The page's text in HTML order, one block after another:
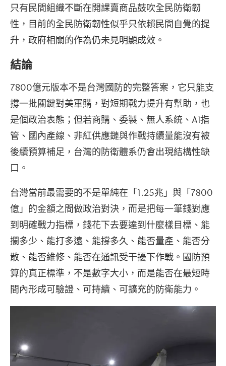
只有民間組織不斷在開課賣商品鼓吹全民防衛韌
性，目前的全民防衛韌性似乎只依賴民間自覺的提
升，政府相關的作為仍未見明顯成效。
結論
7800億元版本不是台灣國防的完整答案，它只能支
撐一批關鍵對美軍購，對短期戰力提升有幫助，也
是個政治表態；但若商購、委製、無人系統、AI指
管、國內產線、非紅供應鏈與作戰持續量能沒有被
後續預算補足，台灣的防衛體系仍會出現結構性缺
口。
台灣當前最需要的不是單純在「1.25兆」與「7800
億」的金額之間做政治對決，而是把每一筆錢對應
到明確戰力指標，錢花下去要達到什麼樣目標、能
攔多少、能打多遠、能撐多久、能否量產、能否分
散、能否維修、能否在通訊受干擾下作戰。國防預
算的真正標準，不是數字大小，而是能否在最短時
間內形成可驗證、可持續、可擴充的防衛能力。